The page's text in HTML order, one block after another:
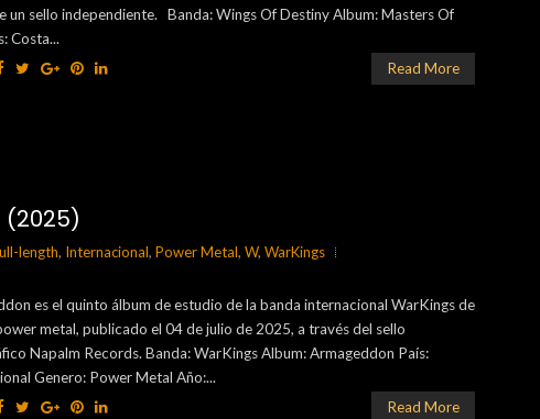
un sello independiente. Banda: Wings Of Destiny Album: Masters Of
Costa...
Read More
(2025)
length, Internacional, Power Metal, W, WarKings
es el quinto álbum de estudio de la banda internacional WarKings de
metal, publicado el 04 de julio de 2025, a través del sello
Napalm Records. Banda: WarKings Album: Armageddon País:
Genero: Power Metal Año:...
Read More